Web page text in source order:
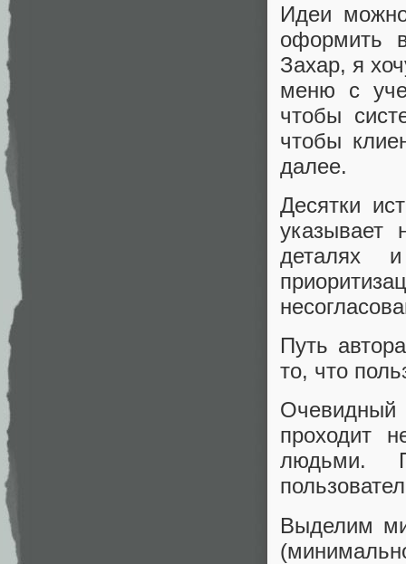
Идеи
оформить
Захар, я
меню с
чтобы
чтобы
далее.
Десятки
указывает
деталях
Путь
то, что
проходит
людьми.
Выделим